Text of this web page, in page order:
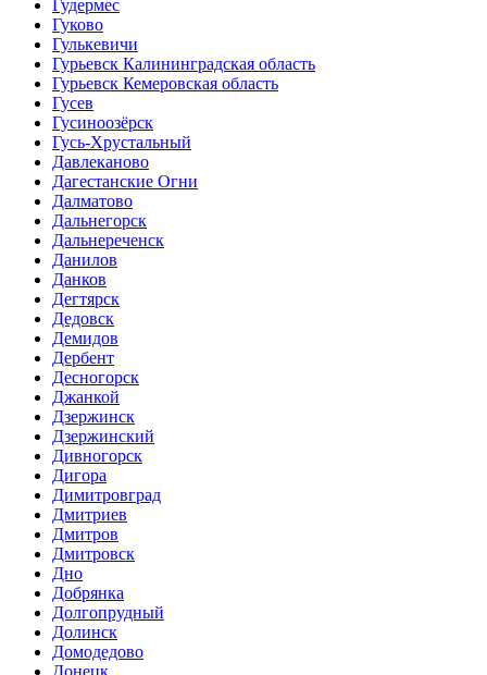
Гудермес
Гуково
Гулькевичи
Гурьевск Калининградская область
Гурьевск Кемеровская область
Гусев
Гусиноозёрск
Гусь-Хрустальный
Давлеканово
Дагестанские Огни
Далматово
Дальнегорск
Дальнереченск
Данилов
Данков
Дегтярск
Дедовск
Демидов
Дербент
Десногорск
Джанкой
Дзержинск
Дзержинский
Дивногорск
Дигора
Димитровград
Дмитриев
Дмитров
Дмитровск
Дно
Добрянка
Долгопрудный
Долинск
Домодедово
Донецк